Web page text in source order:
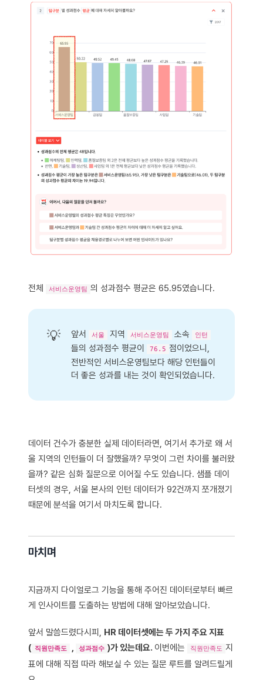
전체 서비스운영팀 의 성과점수 평균은 65.95였습니다.
💡 앞서 서울 지역 서비스운영팀 소속 인턴
들의 성과점수 평균이 76.5 점이었으니,
전반적인 서비스운영팀보다 해당 인턴들이
더 좋은 성과를 내는 것이 확인되었습니다.
데이터 건수가 충분한 실제 데이터라면, 여기서 추가로 왜 서
울 지역의 인턴들이 더 잘했을까? 무엇이 그런 차이를 불러왔
을까? 같은 심화 질문으로 이어질 수도 있습니다. 샘플 데이
터셋의 경우, 서울 본사의 인턴 데이터가 92건까지 쪼개졌기
때문에 분석을 여기서 마치도록 합니다.
마치며
지금까지 다이얼로그 기능을 통해 주어진 데이터로부터 빠르
게 인사이트를 도출하는 방법에 대해 알아보았습니다.
앞서 말씀드렸다시피, HR 데이터셋에는 두 가지 주요 지표
( 직원만족도 , 성과점수 )가 있는데요. 이번에는 직원만족도 지
표에 대해 직접 따라 해보실 수 있는 질문 루트를 알려드릴게